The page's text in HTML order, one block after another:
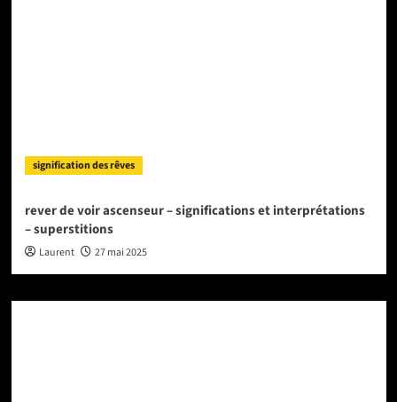
signification des rêves
rever de voir ascenseur – significations et interprétations
– superstitions
Laurent 27 mai 2025